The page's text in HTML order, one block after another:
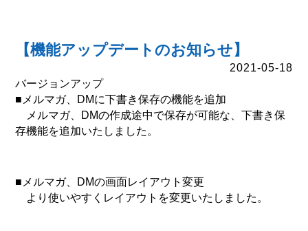
【機能アップデートのお知らせ】
2021-05-18
バージョンアップ
■メルマガ、DMに下書き保存の機能を追加
メルマガ、DMの作成途中で保存が可能な、下書き保
存機能を追加いたしました。
■メルマガ、DMの画面レイアウト変更
より使いやすくレイアウトを変更いたしました。